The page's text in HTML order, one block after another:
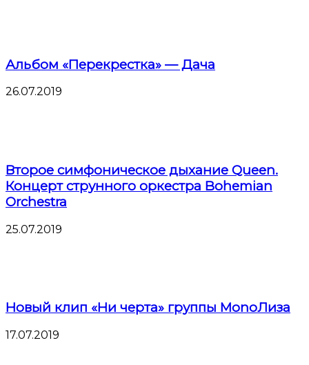
Альбом «Перекрестка» — Дача
26.07.2019
Второе симфоническое дыхание Queen.
Концерт струнного оркестра Bohemian
Orchestra
25.07.2019
Новый клип «Ни черта» группы МоnoЛиза
17.07.2019